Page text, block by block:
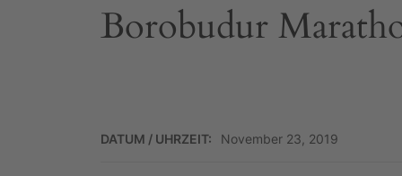
Borobudur
DATUM / UHRZEIT: November 23, 2019